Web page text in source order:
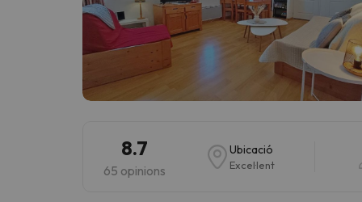
8.7
65 opinions
Ubicació
Excel·lent